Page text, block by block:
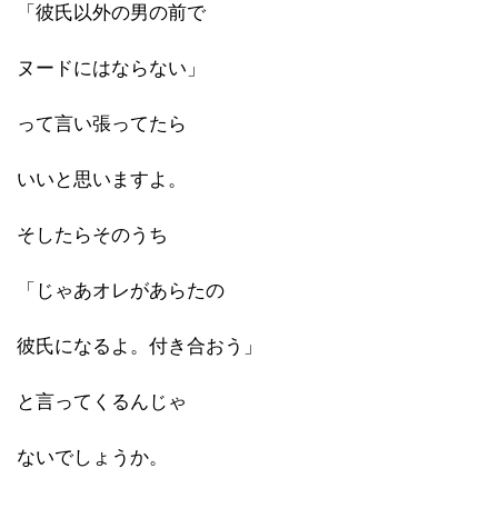
「彼氏以外の男の前で
ヌードにはならない」
って言い張ってたら
いいと思いますよ。
そしたらそのうち
「じゃあオレがあらたの
彼氏になるよ。付き合おう」
と言ってくるんじゃ
ないでしょうか。